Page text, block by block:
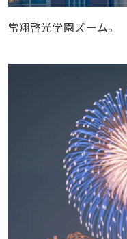
常翔啓光学園ズーム。